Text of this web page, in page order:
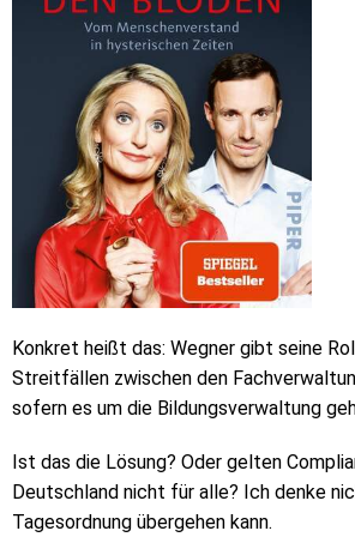
Konkret heißt das: Wegner gibt seine
Streitfällen zwischen den
sofern es um die Bildungsverwaltung
Ist das die Lösung? Oder gelten
Deutschland nicht für alle? Ich denke
Tagesordnung übergehen kann.